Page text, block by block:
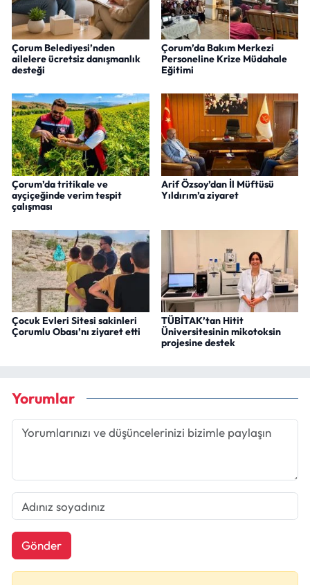
Çorum Belediyesi’nden
ailelere ücretsiz danışmanlık
desteği
Çorum’da Bakım Merkezi
Personeline Krize Müdahale
Eğitimi
Çorum’da tritikale ve
ayçiçeğinde verim tespit
çalışması
Arif Özsoy’dan İl Müftüsü
Yıldırım’a ziyaret
Çocuk Evleri Sitesi sakinleri
Çorumlu Obası’nı ziyaret etti
TÜBİTAK’tan Hitit
Üniversitesinin mikotoksin
projesine destek
Yorumlar
Gönder